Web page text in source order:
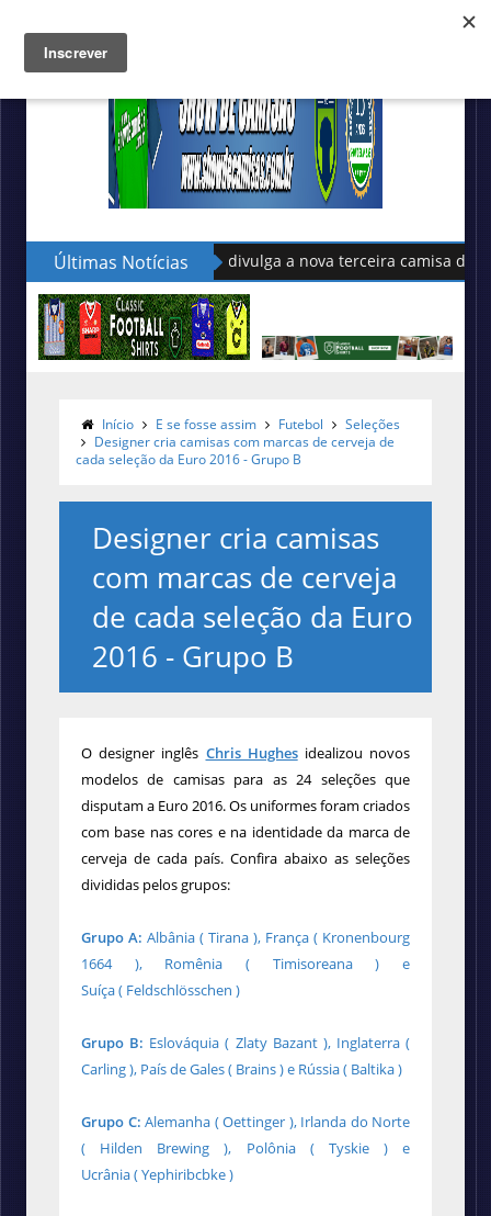
Últimas NotíciasVolt divulga a nova terceira camisa do Figueirense
Início E se fosse assim Futebol
Seleções
Designer cria camisas com marcas de cerveja de
cada seleção da Euro 2016 - Grupo B
Designer cria camisas
com marcas de cerveja
de cada seleção da Euro
2016 - Grupo B
O designer inglês Chris Hughesidealizou novos
modelos de camisas para as 24 seleções que
disputam a Euro 2016. Os uniformes foram criados
com base nas cores e na identidade da marca de
cerveja de cada país. Confira abaixo as seleções
divididas pelos grupos:
Grupo A: Albânia ( Tirana ), França ( Kronenbourg
1664 ), Romênia ( Timisoreana ) e
Suíça ( Feldschlösschen )
Grupo B: Eslováquia ( Zlaty Bazant ), Inglaterra (
Carling ), País de Gales ( Brains ) e Rússia ( Baltika )
Grupo C: Alemanha ( Oettinger ), Irlanda do Norte
( Hilden Brewing ), Polônia ( Tyskie ) e
Ucrânia ( Yephiribcbke )